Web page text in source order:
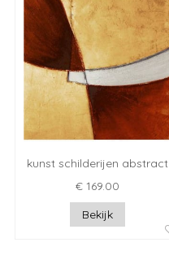
kunst schilderijen abstract
€ 169.00
Bekijk